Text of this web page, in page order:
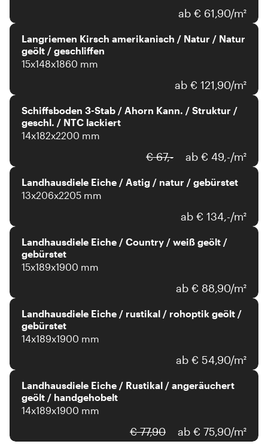
ab € 61,90/m²
Langriemen Kirsch amerikanisch / Natur / Natur
geölt / geschliffen
15x148x1860 mm
ab € 121,90/m²
Schiffsboden 3-Stab / Ahorn Kann. / Struktur /
geschl. / NTC lackiert
14x182x2200 mm
€ 67,- ab € 49,-/m²
Landhausdiele Eiche / Astig / natur / gebürstet
13x206x2205 mm
ab € 134,-/m²
Landhausdiele Eiche / Country / weiß geölt /
gebürstet
15x189x1900 mm
ab € 88,90/m²
Landhausdiele Eiche / rustikal / rohoptik geölt /
gebürstet
14x189x1900 mm
ab € 54,90/m²
Landhausdiele Eiche / Rustikal / angeräuchert
geölt / handgehobelt
14x189x1900 mm
€ 77,90 ab € 75,90/m²